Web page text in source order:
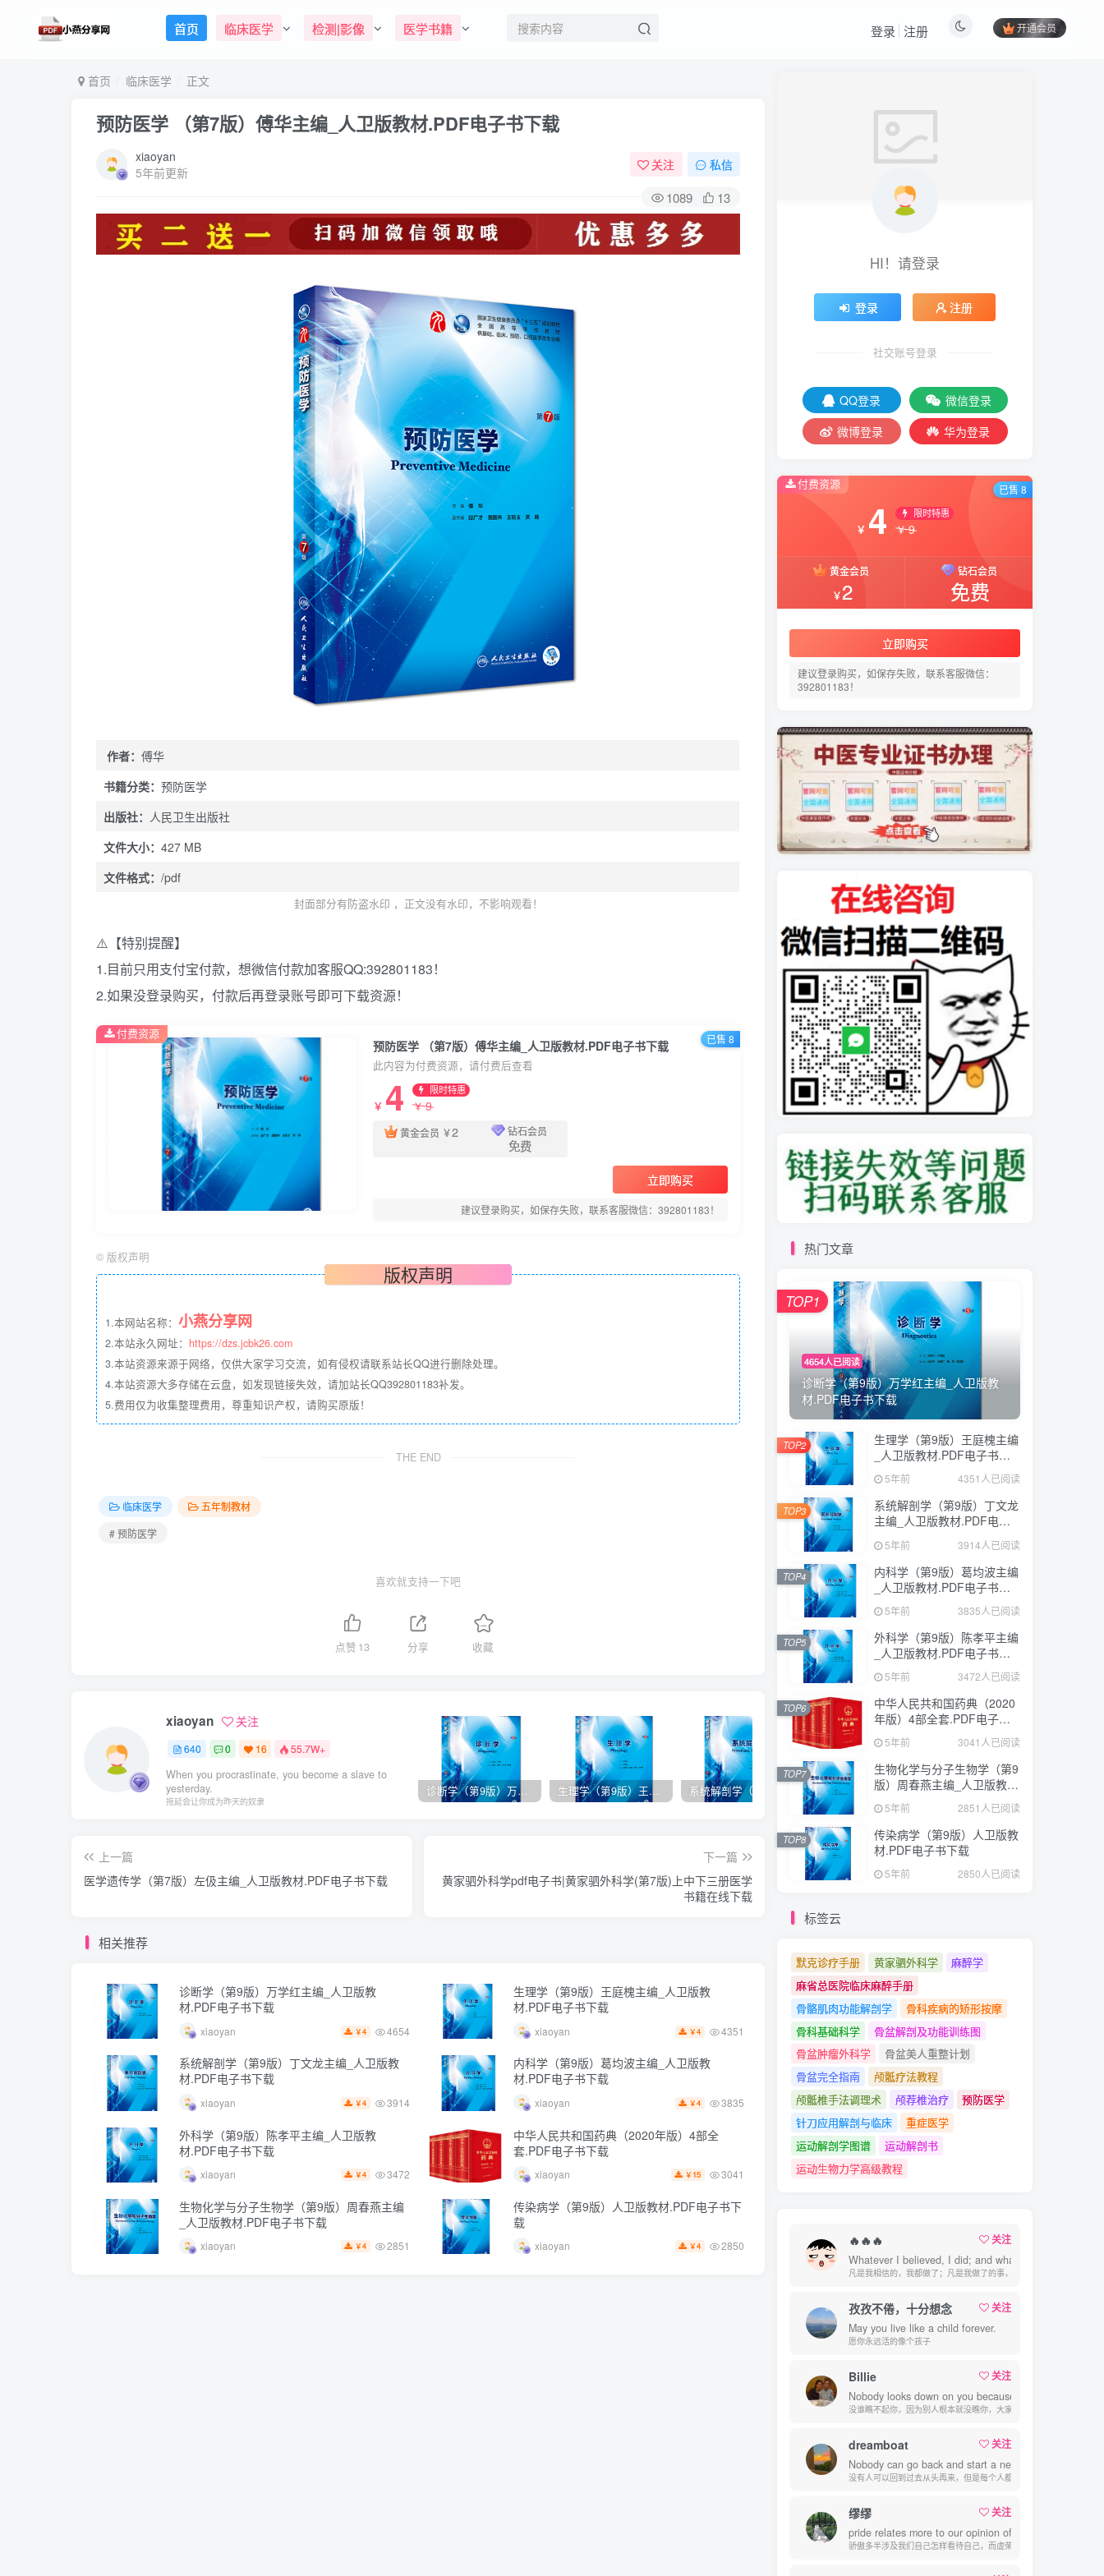
首页 临床医学 检测|影像 医学书籍 开通会员
登录 注册
首页 临床医学 正文
预防医学 （第7版）傅华主编_人卫版教材.PDF电子书下载
xiaoyan
5年前更新
关注 私信
1089 13
作者： 傅华
书籍分类： 预防医学
出版社： 人民卫生出版社
文件大小： 427 MB
文件格式： /pdf
封面部分有防盗水印 ，正文没有水印，不影响观看！
⚠️【特别提醒】
1.目前只用支付宝付款，想微信付款加客服QQ:392801183！
2.如果没登录购买，付款后再登录账号即可下载资源！
预防医学 （第7版）傅华主编_人卫版教材.PDF电子书下载
此内容为付费资源，请付费后查看
￥ 4 限时特惠
￥9
黄金会员 ￥2 钻石会员
免费
立即购买
建议登录购买，如保存失败，联系客服微信：392801183！
付费资源 已售 8
© 版权声明
版权声明
1.本网站名称： 小燕分享网
2.本站永久网址： https://dzs.jcbk26.com
3.本站资源来源于网络，仅供大家学习交流，如有侵权请联系站长QQ进行删除处理。
4.本站资源大多存储在云盘，如发现链接失效，请加站长QQ392801183补发。
5.费用仅为收集整理费用，尊重知识产权，请购买原版！
THE END
临床医学
五年制教材
# 预防医学
喜欢就支持一下吧
点赞 13 分享 收藏
xiaoyan 关注
640 0 16 55.7W+
When you procrastinate, you become a slave to
yesterday.
拖延会让你成为昨天的奴隶
诊断学（第9版）万学红主编_人卫版教材.PDF电子书下载 生理学（第9版）王庭槐主编_人卫版教材.PDF电子书下载 内科学（第9版）葛均波主编_人卫版教材.PDF电子书下载
上一篇
医学遗传学（第7版）左伋主编_人卫版教材.PDF电子书下载
下一篇
黄家驷外科学pdf电子书|黄家驷外科学(第7版)上中下三册医学
书籍在线下载
相关推荐
诊断学（第9版）万学红主编_人卫版教
材.PDF电子书下载
xiaoyan ￥4 4654
生理学（第9版）王庭槐主编_人卫版教
材.PDF电子书下载
xiaoyan ￥4 4351
系统解剖学（第9版）丁文龙主编_人卫版教
材.PDF电子书下载
xiaoyan ￥4 3914
内科学（第9版）葛均波主编_人卫版教
材.PDF电子书下载
xiaoyan ￥4 3835
外科学（第9版）陈孝平主编_人卫版教
材.PDF电子书下载
xiaoyan ￥4 3472
中华人民共和国药典（2020年版）4部全
套.PDF电子书下载
xiaoyan ￥ 15 3041
生物化学与分子生物学（第9版）周春燕主编
_人卫版教材.PDF电子书下载
xiaoyan ￥4 2851
传染病学（第9版）人卫版教材.PDF电子书下
载
xiaoyan ￥4 2850
HI！请登录
登录 注册
社交账号登录
QQ登录
微信登录
微博登录
华为登录
付费资源
￥ 4 限时特惠
￥9
黄金会员
￥2
钻石会员
免费
立即购买
建议登录购买，如保存失败，联系客服微信：
392801183！
已售 8
热门文章
4654人已阅读
诊断学（第9版）万学红主编_人卫版教
材.PDF电子书下载
TOP1
生理学（第9版）王庭槐主编
_人卫版教材.PDF电子书下
载 5年前 4351人已阅读
TOP2
系统解剖学（第9版）丁文龙
主编_人卫版教材.PDF电子
书下载
5年前 3914人已阅读
TOP3
内科学（第9版）葛均波主编
_人卫版教材.PDF电子书下
5年前 3835人已阅读
TOP4
外科学（第9版）陈孝平主编
_人卫版教材.PDF电子书下
5年前 3472人已阅读
TOP5
中华人民共和国药典（2020
年版）4部全套.PDF电子书
下载
5年前 3041人已阅读
TOP6
生物化学与分子生物学（第9
版）周春燕主编_人卫版教
材.PDF电子书下载
5年前 2851人已阅读
TOP7
传染病学（第9版）人卫版教
材.PDF电子书下载
5年前 2850人已阅读
TOP8
标签云
默克诊疗手册 黄家驷外科学
麻醉学
麻省总医院临床麻醉手册
骨骼肌肉功能解剖学
骨科疾病的矫形按摩
骨科基础科学
骨盆解剖及功能训练图
骨盆肿瘤外科学
骨盆美人重整计划
骨盆完全指南
颅骶疗法教程
颅骶椎手法调理术
颅荐椎治疗
预防医学
针刀应用解剖与临床
重症医学
运动解剖学图谱
运动解剖书
运动生物力学高级教程
🔥🔥🔥
关注
Whatever I believed, I did; and whatever I did, I did
凡是我相信的，我都做了；凡是我做了的事，都是全身心地投入去做的
孜孜不倦，十分想念
关注
May you live like a child forever.
愿你永远活的像个孩子
Billie
关注
Nobody looks down on you because everybody is too
没谁瞧不起你，因为别人根本就没瞧你，大家都很忙的
dreamboat
关注
Nobody can go back and start a new beginning, but
没有人可以回到过去从头再来，但是每个人都可以从今天开始，创造
缪缪
关注
pride relates more to our opinion of ourselves, vanity
骄傲多半涉及我们自己怎样看待自己，而虚荣则涉及我们想别人怎样